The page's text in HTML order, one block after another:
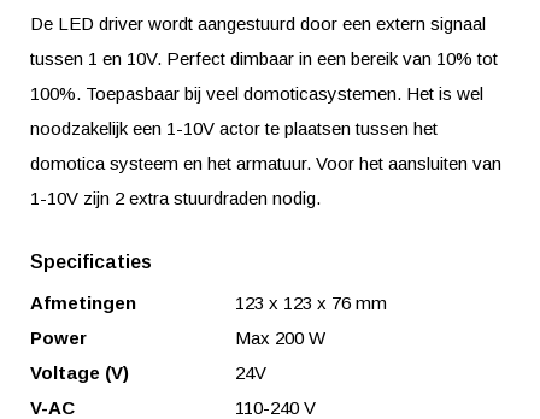
De LED driver wordt aangestuurd door een extern signaal
tussen 1 en 10V. Perfect dimbaar in een bereik van 10% tot
100%. Toepasbaar bij veel domoticasystemen. Het is wel
noodzakelijk een 1-10V actor te plaatsen tussen het
domotica systeem en het armatuur. Voor het aansluiten van
1-10V zijn 2 extra stuurdraden nodig.
Specificaties
Afmetingen
123 x 123 x 76 mm
Power
Max 200 W
Voltage (V)
24V
V-AC
110-240 V